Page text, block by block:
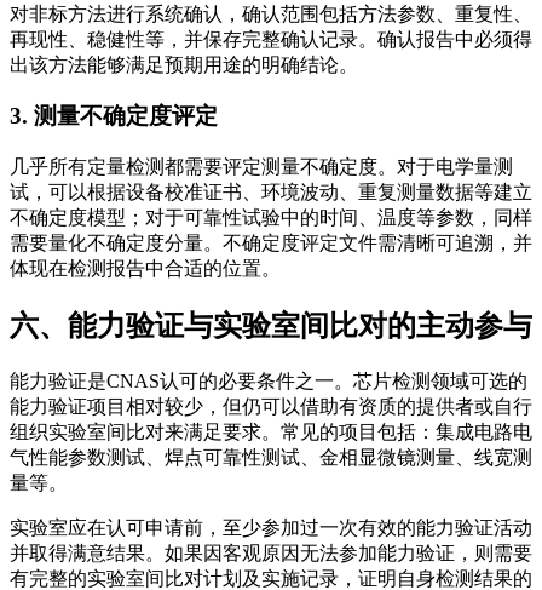
对非标方法进行系统确认，确认范围包括方法参数、重复性、
再现性、稳健性等，并保存完整确认记录。确认报告中必须得
出该方法能够满足预期用途的明确结论。
3. 测量不确定度评定
几乎所有定量检测都需要评定测量不确定度。对于电学量测
试，可以根据设备校准证书、环境波动、重复测量数据等建立
不确定度模型；对于可靠性试验中的时间、温度等参数，同样
需要量化不确定度分量。不确定度评定文件需清晰可追溯，并
体现在检测报告中合适的位置。
六、能力验证与实验室间比对的主动参与
能力验证是CNAS认可的必要条件之一。芯片检测领域可选的
能力验证项目相对较少，但仍可以借助有资质的提供者或自行
组织实验室间比对来满足要求。常见的项目包括：集成电路电
气性能参数测试、焊点可靠性测试、金相显微镜测量、线宽测
量等。
实验室应在认可申请前，至少参加过一次有效的能力验证活动
并取得满意结果。如果因客观原因无法参加能力验证，则需要
有完整的实验室间比对计划及实施记录，证明自身检测结果的